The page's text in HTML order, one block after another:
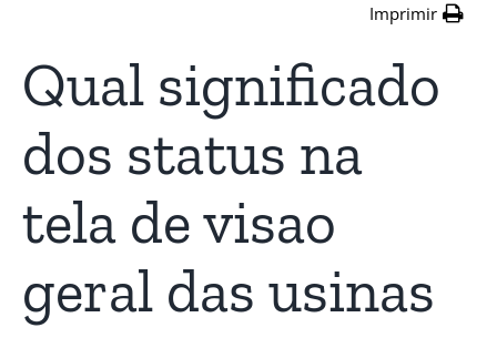
Imprimir
Qual significado
dos status na
tela de visao
geral das usinas